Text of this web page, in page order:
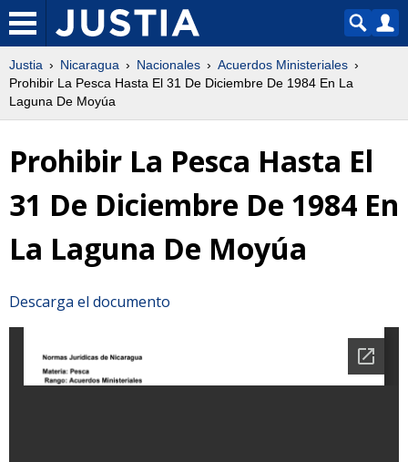
Justia Nicaragua Nacionales
Acuerdos Ministeriales
Prohibir La Pesca Hasta El 31 De Diciembre De 1984 En La
Laguna De Moyúa
Prohibir La Pesca Hasta El
31 De Diciembre De 1984 En
La Laguna De Moyúa
Descarga el documento